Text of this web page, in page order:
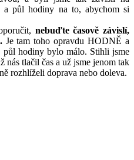
a půl hodiny na to, abychom si
nebuďte časově závislí,
Je tam toho opravdu HODNĚ a
hodiny bylo málo. Stihli jsme
nás tlačil čas a už jsme jenom tak
rozhlíželi doprava nebo doleva.